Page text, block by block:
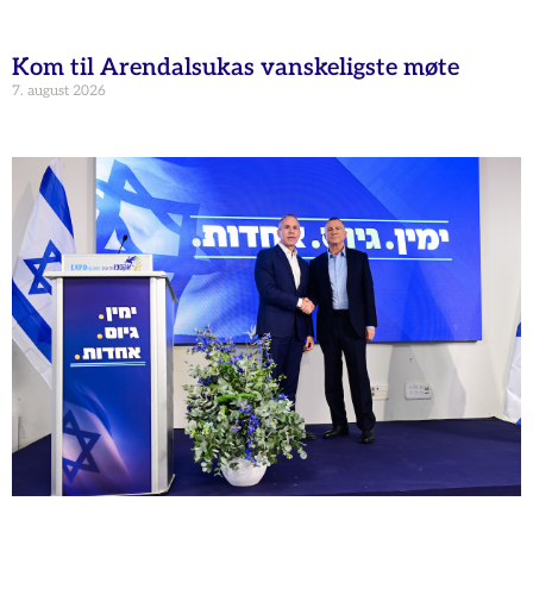
Kom til Arendalsukas vanskeligste møte
7. august 2026